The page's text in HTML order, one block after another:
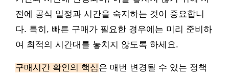
전에 공식 일정과 시간을 숙지하는 것이 중요합니
다. 특히, 빠른 구매가 필요한 경우에는 미리 준비하
여 최적의 시간대를 놓치지 않도록 하세요.
구매시간 확인의 핵심은 매번 변경될 수 있는 정책